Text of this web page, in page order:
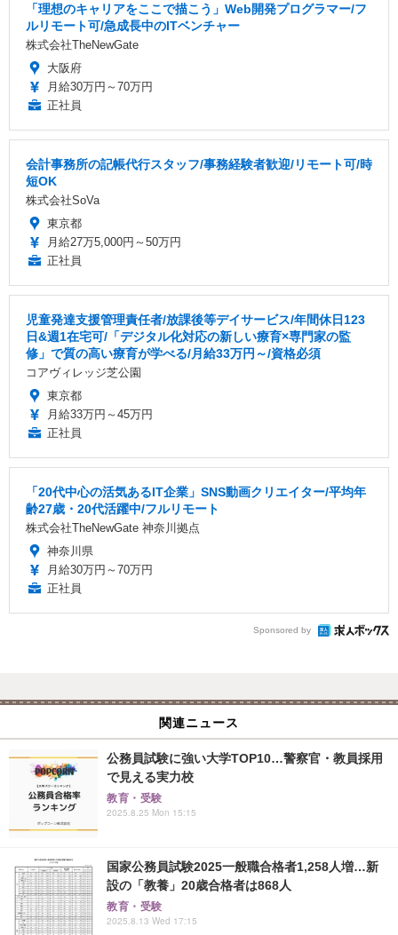
「理想のキャリアをここで描こう」Web開発プログラマー/フ
ルリモート可/急成長中のITベンチャー
株式会社TheNewGate
大阪府
月給30万円～70万円
正社員
会計事務所の記帳代行スタッフ/事務経験者歓迎/リモート可/時
短OK
株式会社SoVa
東京都
月給27万5,000円～50万円
正社員
児童発達支援管理責任者/放課後等デイサービス/年間休日123
日&週1在宅可/「デジタル化対応の新しい療育×専門家の監
修」で質の高い療育が学べる/月給33万円～/資格必須
コアヴィレッジ芝公園
東京都
月給33万円～45万円
正社員
「20代中心の活気あるIT企業」SNS動画クリエイター/平均年
齢27歳・20代活躍中/フルリモート
株式会社TheNewGate 神奈川拠点
神奈川県
月給30万円～70万円
正社員
Sponsored by
関連ニュース
公務員試験に強い大学TOP10…警察官・教員採用
で見える実力校
教育・受験
2025.8.25 Mon 15:15
国家公務員試験2025一般職合格者1,258人増…新
設の「教養」20歳合格者は868人
教育・受験
2025.8.13 Wed 17:15